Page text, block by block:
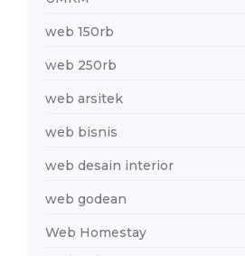
web 150rb
web 250rb
web arsitek
web bisnis
web desain interior
web godean
Web Homestay